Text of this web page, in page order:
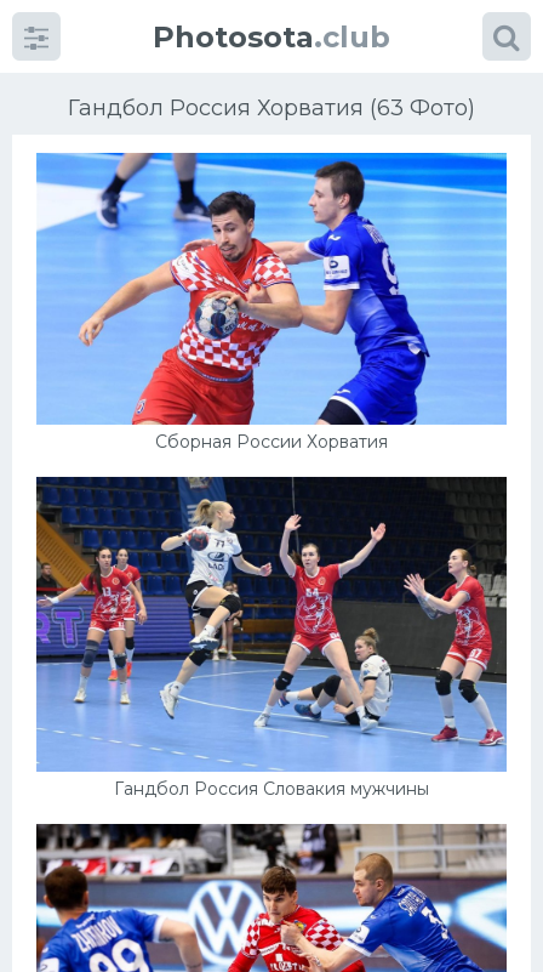
Photosota.club
Гандбол Россия Хорватия (63 Фото)
Сборная России Хорватия
Гандбол Россия Словакия мужчины
КатегорииФото
Еще картинки...
Хоккей
Велогонки
Конькобежный спорт
Тренажеры
Интерьер квартиры